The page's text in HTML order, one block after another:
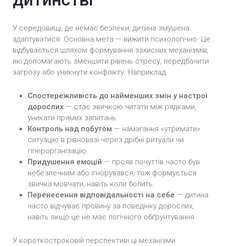
У середовищі, де немає безпеки, дитина змушена
адаптуватися. Основна мета — вижити психологічно. Це
відбувається шляхом формування захисних механізмів,
які допомагають зменшити рівень стресу, передбачити
загрозу або уникнути конфлікту. Наприклад:
Спостережливість до найменших змін у настрої
дорослих — стає звичкою читати між рядками,
уникати прямих запитань.
Контроль над побутом — намагання «утримати»
ситуацію в рівновазі через дрібні ритуали чи
гіперорганізацію.
Придушення емоцій — прояв почуттів часто був
небезпечним або ігнорувався, тож формується
звичка мовчати, навіть коли болить.
Перенесення відповідальності на себе — дитина
часто відчуває провину за поведінку дорослих,
навіть якщо це не має логічного обґрунтування.
У короткостроковій перспективі ці механізми